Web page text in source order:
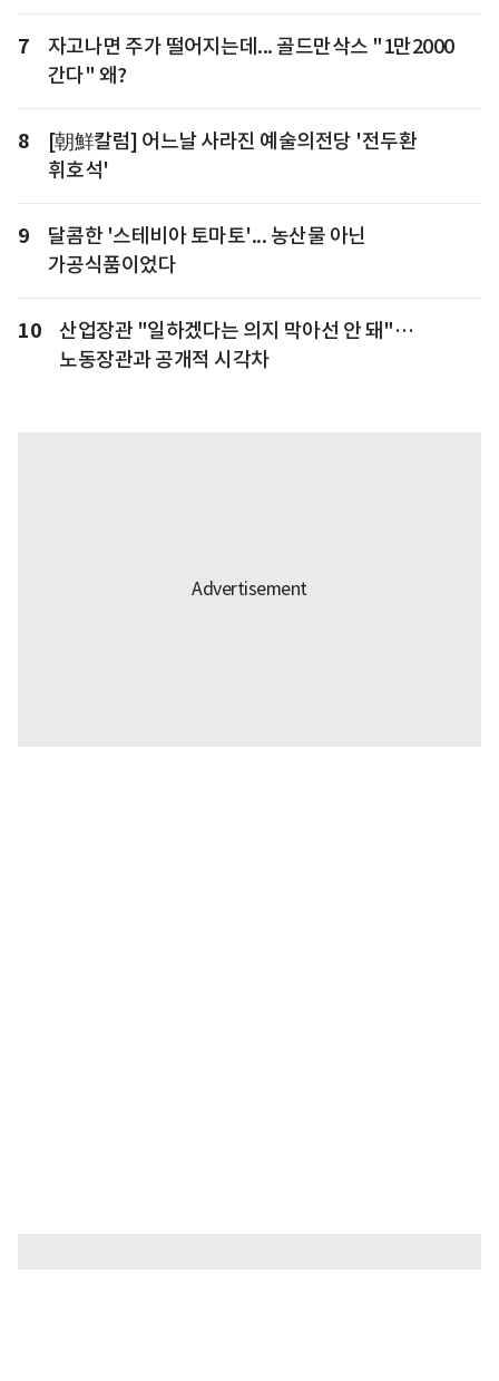
7
자고나면 주가 떨어지는데... 골드만삭스 "1만2000
간다" 왜?
8
[朝鮮칼럼] 어느날 사라진 예술의전당 '전두환
휘호석'
9
달콤한 '스테비아 토마토'... 농산물 아닌
가공식품이었다
10
산업장관 "일하겠다는 의지 막아선 안 돼"…
노동장관과 공개적 시각차